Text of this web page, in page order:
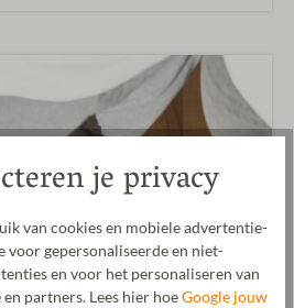
je privacy
van cookies en mobiele advertentie-
voor gepersonaliseerde en niet-
en voor het personaliseren van
partners. Lees hier hoeGoogle jouw